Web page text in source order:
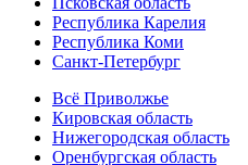
Республика Карелия
Республика Коми
Санкт-Петербург
Всё Приволжье
Кировская область
Нижегородская область
Оренбургская область